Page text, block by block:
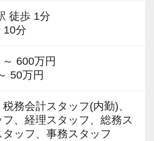
集
理由は？
きる点に魅力を感じ、入
どうですか？
徒歩 1分
10分
～ 600万円
50万円
務会計スタッフ(内勤)、
、経理スタッフ、総務ス
ッフ、事務スタッフ